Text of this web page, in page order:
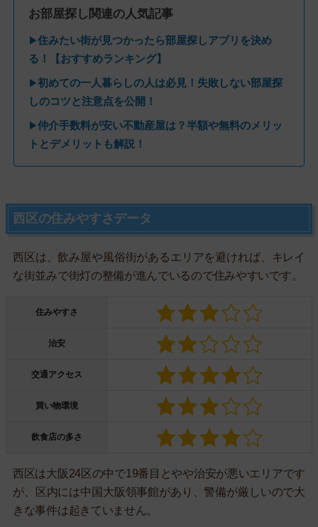
お部屋探し関連の人気記事
▶住みたい街が見つかったら部屋探しアプリを決め
る！【おすすめランキング】
▶初めての一人暮らしの人は必見！失敗しない部屋探
しのコツと注意点を公開！
▶仲介手数料が安い不動産屋は？半額や無料のメリッ
トとデメリットも解説！
西区の住みやすさデータ
西区は、飲み屋や風俗街があるエリアを避ければ、キレイ
な街並みで街灯の整備が進んでいるので住みやすいです。
住みやすさ
治安
交通アクセス
買い物環境
飲食店の多さ
西区は大阪24区の中で19番目とやや治安が悪いエリアです
が、区内には中国大阪領事館があり、警備が厳しいので大
きな事件は起きていません。